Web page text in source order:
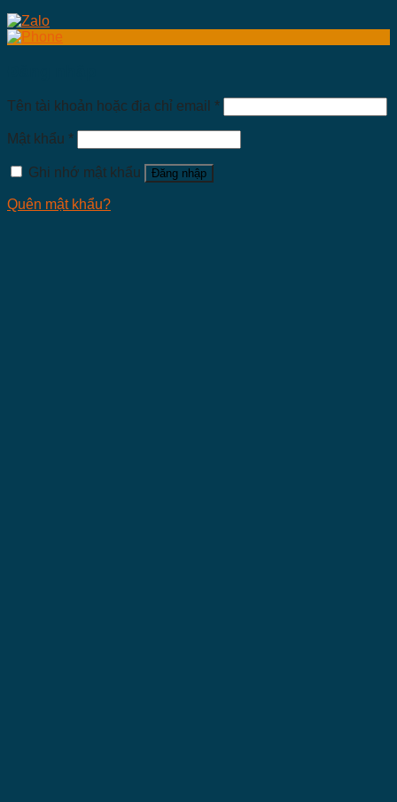
Tên tài khoản hoặc địa chỉ email *
Mật khẩu *
Ghi nhớ mật khẩu Đăng nhập
Quên mật khẩu?